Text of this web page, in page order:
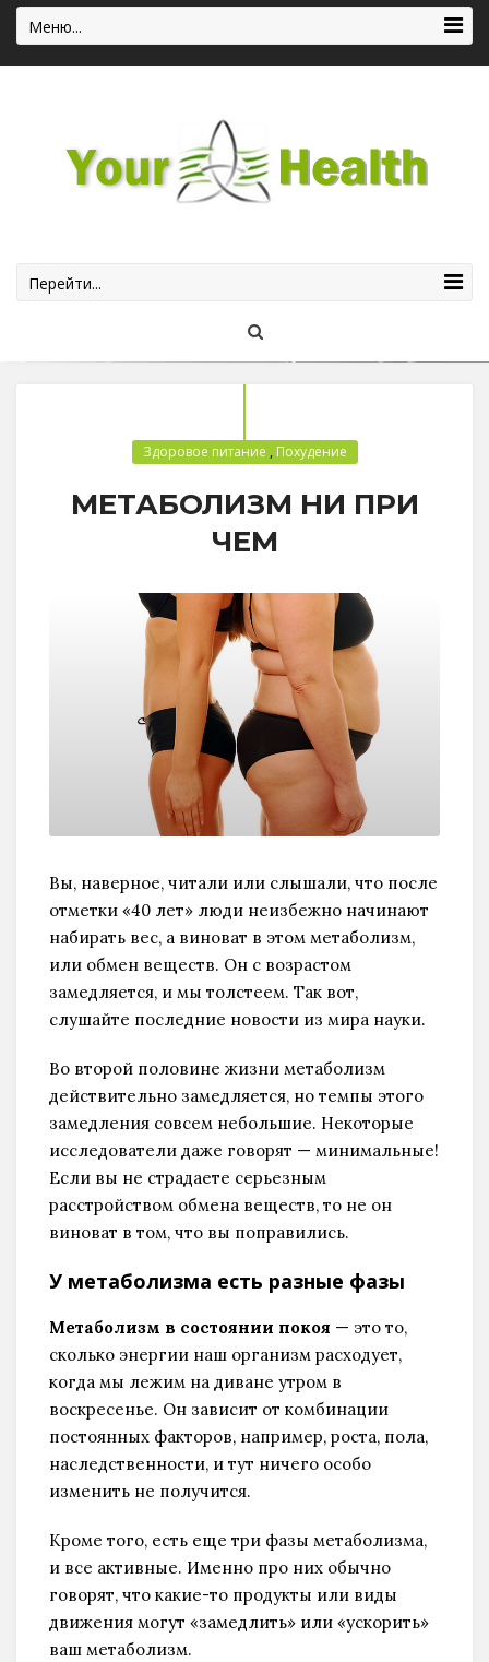
Меню...
Перейти...
Здоровое питание , Похудение
МЕТАБОЛИЗМ НИ ПРИ
ЧЕМ
Вы, наверное, читали или слышали, что после
отметки «40 лет» люди неизбежно начинают
набирать вес, а виноват в этом метаболизм,
или обмен веществ. Он с возрастом
замедляется, и мы толстеем. Так вот,
слушайте последние новости из мира науки.
Во второй половине жизни метаболизм
действительно замедляется, но темпы этого
замедления совсем небольшие. Некоторые
исследователи даже говорят — минимальные!
Если вы не страдаете серьезным
расстройством обмена веществ, то не он
виноват в том, что вы поправились.
У метаболизма есть разные фазы
Метаболизм в состоянии покоя — это то,
сколько энергии наш организм расходует,
когда мы лежим на диване утром в
воскресенье. Он зависит от комбинации
постоянных факторов, например, роста, пола,
наследственности, и тут ничего особо
изменить не получится.
Кроме того, есть еще три фазы метаболизма,
и все активные. Именно про них обычно
говорят, что какие-то продукты или виды
движения могут «замедлить» или «ускорить»
ваш метаболизм.